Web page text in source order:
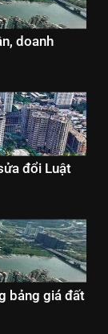
doanh
đổi Luật
bảng giá đất